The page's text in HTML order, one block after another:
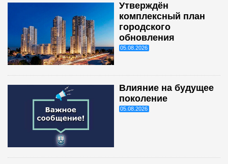
Утверждён
комплексный план
городского
обновления
05.08.2026
Влияние на будущее
поколение
05.08.2026